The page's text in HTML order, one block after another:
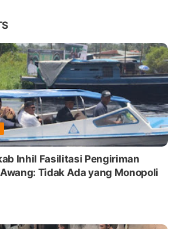
Inhil Fasilitasi Pengiriman
Tidak Ada yang Monopoli